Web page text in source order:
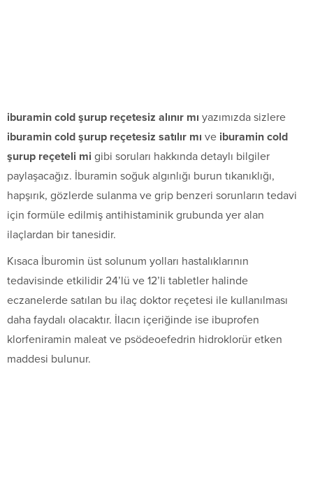
iburamin cold şurup reçetesiz alınır mı yazımızda sizlere
iburamin cold şurup reçetesiz satılır mı ve iburamin cold
şurup reçeteli mi gibi soruları hakkında detaylı bilgiler
paylaşacağız. İburamin soğuk algınlığı burun tıkanıklığı,
hapşırık, gözlerde sulanma ve grip benzeri sorunların tedavi
için formüle edilmiş antihistaminik grubunda yer alan
ilaçlardan bir tanesidir.
Kısaca İburomin üst solunum yolları hastalıklarının
tedavisinde etkilidir 24’lü ve 12’li tabletler halinde
eczanelerde satılan bu ilaç doktor reçetesi ile kullanılması
daha faydalı olacaktır. İlacın içeriğinde ise ibuprofen
klorfeniramin maleat ve psödeoefedrin hidroklorür etken
maddesi bulunur.